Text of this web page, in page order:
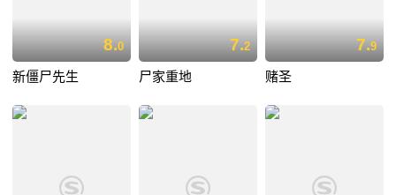
8.0
新僵尸先生
7.2
尸家重地
7.9
赌圣